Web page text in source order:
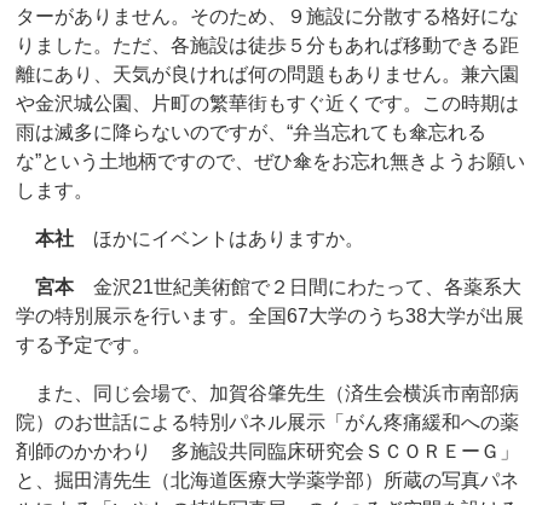
ターがありません。そのため、９施設に分散する格好にな
りました。ただ、各施設は徒歩５分もあれば移動できる距
離にあり、天気が良ければ何の問題もありません。兼六園
や金沢城公園、片町の繁華街もすぐ近くです。この時期は
雨は滅多に降らないのですが、“弁当忘れても傘忘れる
な”という土地柄ですので、ぜひ傘をお忘れ無きようお願い
します。
本社 ほかにイベントはありますか。
宮本金沢21世紀美術館で２日間にわたって、各薬系大
学の特別展示を行います。全国67大学のうち38大学が出展
する予定です。
また、同じ会場で、加賀谷肇先生（済生会横浜市南部病
院）のお世話による特別パネル展示「がん疼痛緩和への薬
剤師のかかわり 多施設共同臨床研究会ＳＣＯＲＥーＧ」
と、掘田清先生（北海道医療大学薬学部）所蔵の写真パネ